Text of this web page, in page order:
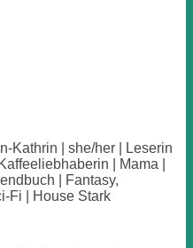
Kathrin | she/her | Leserin
| Mama |
| Fantasy,
Fi | House Stark